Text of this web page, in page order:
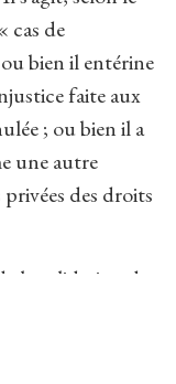
cas de
bien il entérine
faite aux
; ou bien il a
une autre
des droits
la validation des